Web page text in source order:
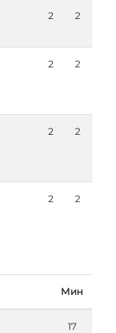
2 2
2 2
2 2
2 2
Мин
17